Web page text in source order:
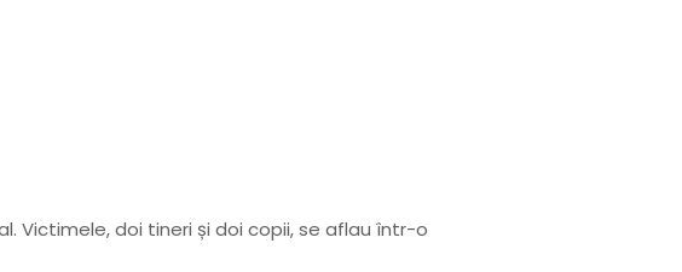
Victimele, doi tineri și doi copii, se aflau într-o